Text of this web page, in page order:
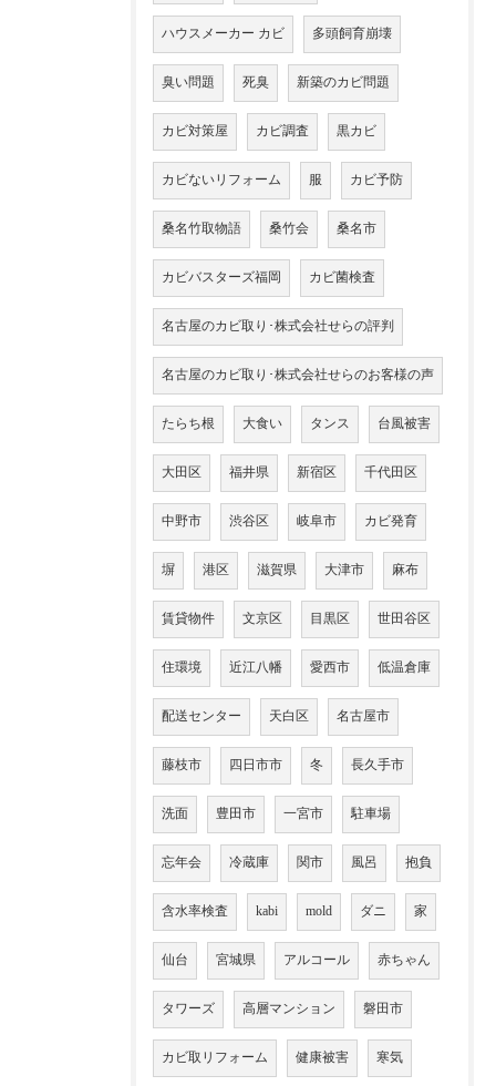
ハウスメーカー カビ 多頭飼育崩壊
臭い問題 死臭 新築のカビ問題
カビ対策屋 カビ調査 黒カビ
カビないリフォーム 服 カビ予防
桑名竹取物語 桑竹会 桑名市
カビバスターズ福岡 カビ菌検査
名古屋のカビ取り･株式会社せらの評判
名古屋のカビ取り･株式会社せらのお客様の声
たらち根 大食い タンス 台風被害
大田区 福井県 新宿区 千代田区
中野市 渋谷区 岐阜市 カビ発育
塀 港区 滋賀県 大津市 麻布
賃貸物件 文京区 目黒区 世田谷区
住環境 近江八幡 愛西市 低温倉庫
配送センター 天白区 名古屋市
藤枝市 四日市市 冬 長久手市
洗面 豊田市 一宮市 駐車場
忘年会 冷蔵庫 関市 風呂 抱負
含水率検査 kabi mold ダニ 家
仙台 宮城県 アルコール 赤ちゃん
タワーズ 高層マンション 磐田市
カビ取リフォーム 健康被害 寒気